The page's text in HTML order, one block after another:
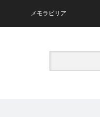
メモラビリア